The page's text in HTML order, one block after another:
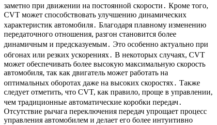
заметно при движении на постоянной скорости․ Кроме того,
CVT может способствовать улучшению динамических
характеристик автомобиля․ Благодаря плавному изменению
передаточного отношения, разгон становится более
динамичным и предсказуемым․ Это особенно актуально при
обгонах или резких ускорениях․ В некоторых случаях, CVT
может обеспечивать более высокую максимальную скорость
автомобиля, так как двигатель может работать на
оптимальных оборотах даже на высоких скоростях․ Также
следует отметить, что CVT, как правило, проще в управлении,
чем традиционные автоматические коробки передач․
Отсутствие рычага переключения передач упрощает процесс
управления автомобилем и делает его более интуитивно